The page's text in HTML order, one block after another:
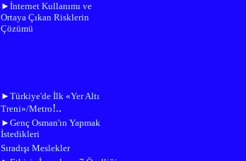
► İnternet Kullanımı ve
Ortaya Çıkan Risklerin
Çözümü
► Türkiye'de İlk «Yer Altı
Treni»/Metro!..
► Genç Osman'ın Yapmak
İstedikleri
Sıradışı Meslekler